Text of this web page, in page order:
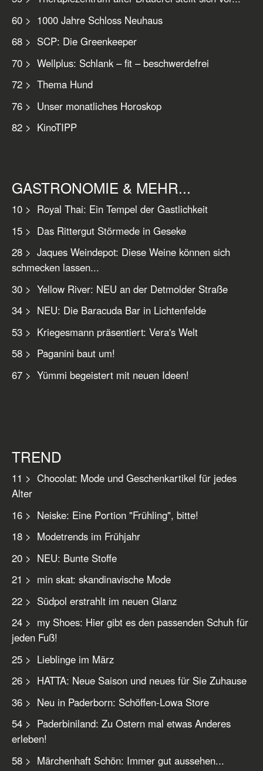
60 > 1000 Jahre Schloss Neuhaus
68 > SCP: Die Greenkeeper
70 > Wellplus: Schlank – fit – beschwerdefrei
72 > Thema Hund
76 > Unser monatliches Horoskop
82 > KinoTIPP
GASTRONOMIE & MEHR...
10 > Royal Thai: Ein Tempel der Gastlichkeit
15 > Das Rittergut Störmede in Geseke
28 > Jaques Weindepot: Diese Weine können sich
schmecken lassen...
30 > Yellow River: NEU an der Detmolder Straße
34 > NEU: Die Baracuda Bar in Lichtenfelde
53 > Kriegesmann präsentiert: Vera's Welt
58 > Paganini baut um!
67 > Yümmi begeistert mit neuen Ideen!
TREND
11 > Chocolat: Mode und Geschenkartikel für jedes
Alter
16 > Neiske: Eine Portion "Frühling", bitte!
18 > Modetrends im Frühjahr
20 > NEU: Bunte Stoffe
21 > min skat: skandinavische Mode
22 > Südpol erstrahlt im neuen Glanz
24 > my Shoes: Hier gibt es den passenden Schuh für
jeden Fuß!
25 > Lieblinge im März
26 > HATTA: Neue Saison und neues für Sie Zuhause
36 > Neu in Paderborn: Schöffen-Lowa Store
54 > Paderbiniland: Zu Ostern mal etwas Anderes
erleben!
58 > Märchenhaft Schön: Immer gut aussehen...